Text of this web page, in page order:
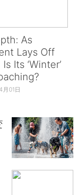
As
Lays Off
Its ‘Winter’
月01日